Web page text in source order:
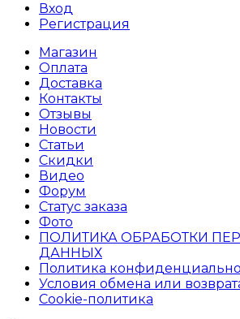
Вход
Регистрация
Магазин
Оплата
Доставка
Контакты
Отзывы
Новости
Статьи
Скидки
Видео
Форум
Статус заказа
Фото
ПОЛИТИКА ОБРАБОТКИ
ДАННЫХ​
Политика
Условия обмена или
Cookie-политика